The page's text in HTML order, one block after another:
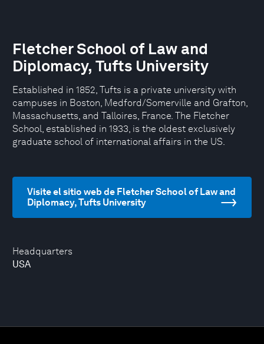
Headquarters
USA
Fletcher School of Law and
Diplomacy, Tufts University
Established in 1852, Tufts is a private university with
campuses in Boston, Medford/Somerville and Grafton,
Massachusetts, and Talloires, France. The Fletcher
School, established in 1933, is the oldest exclusively
graduate school of international affairs in the US.
Visite el sitio web de Fletcher School of Law and
Diplomacy, Tufts University